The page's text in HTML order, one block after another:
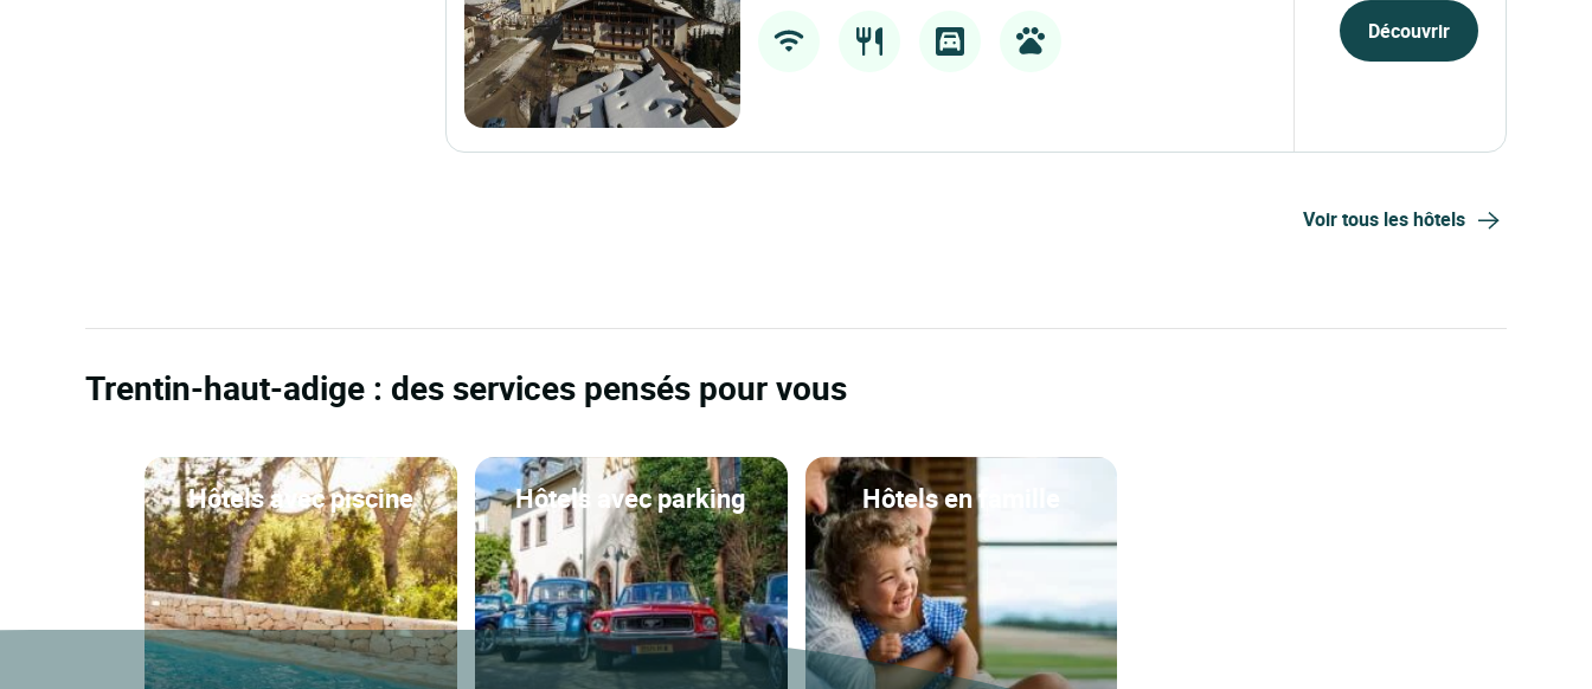
Découvrir
Voir tous les hôtels
Trentin-haut-adige : des services pensés pour vous
Hôtels avec piscine Hôtels avec parking Hôtels en famille